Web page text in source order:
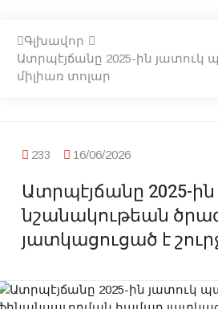
Գլխավոր
Ատրպէյճանը 2025-ին
միլիառ տոլար
233 16/06/2026
Ատրպէյճանը 2025-
նշանակութեան
յատկացուցած է